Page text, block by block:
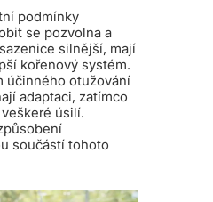
podmínky
se pozvolna a
silnější, mají
kořenový systém.
účinného otužování
adaptaci, zatímco
úsilí.
součástí tohoto